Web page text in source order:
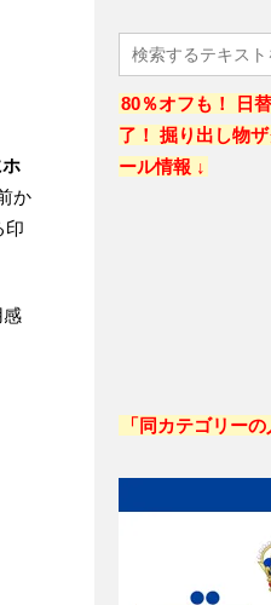
か
印
感
80％オフも！ 日
了！ 掘り出し物
ール情報 ↓
「同カテゴリー